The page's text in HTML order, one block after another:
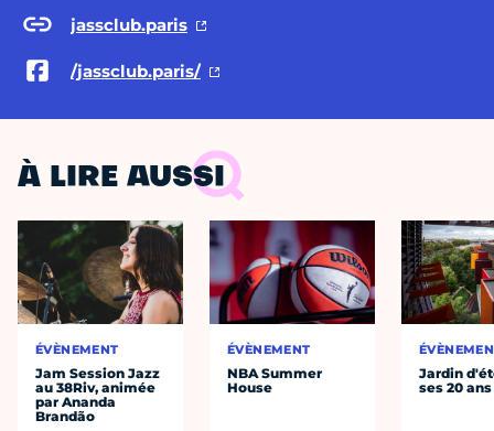
jassclub.paris
/jassclub.paris/
À LIRE AUSSI
ÉVÈNEMENT
Jam Session Jazz
au 38Riv, animée
par Ananda
Brandão
ÉVÈNEMENT
NBA Summer
House
Jardin
ses 20 ans